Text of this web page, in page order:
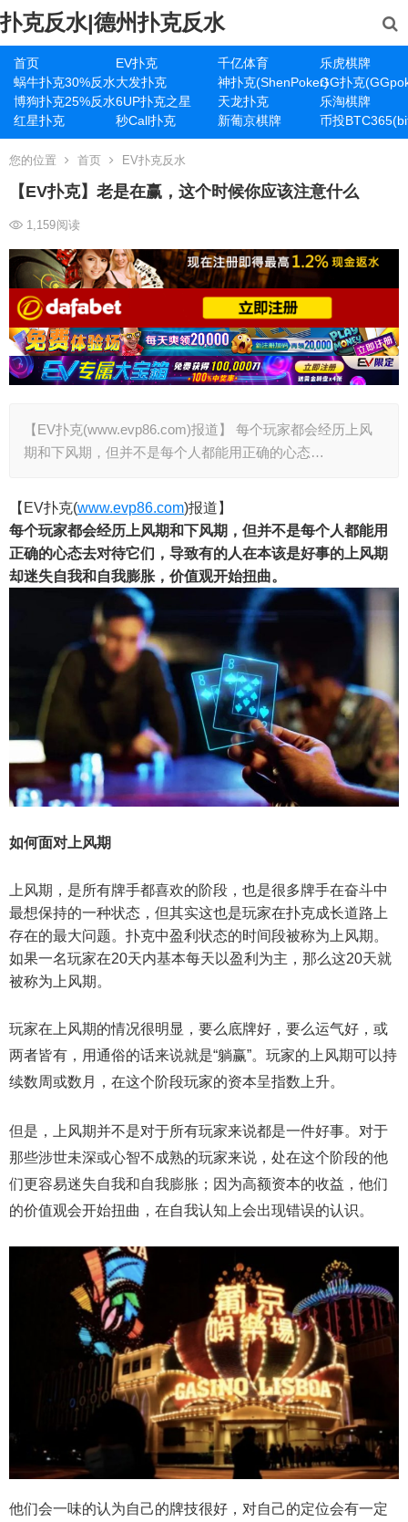
扑克反水|德州扑克反水
首页 EV扑克 千亿体育
乐虎棋牌
蜗牛扑克30%反水大发扑克 神扑克(ShenPoker)GG扑克
博狗扑克25%反水6UP扑克之星 天龙扑克
乐淘棋牌
红星扑克
秒Call扑克 新葡京棋牌 币投
您的位置 首页 EV扑克反水
【EV扑克】老是在赢，这个时候你应该注意什么
1,159阅读
【EV扑克(www.evp86.com)报道】 每个玩家都会经历上风
期和下风期，但并不是每个人都能用正确的心态…
【EV扑克(www.evp86.com)报道】
每个玩家都会经历上风期和下风期，但并不是每个人都能用
正确的心态去对待它们，导致有的人在本该是好事的上风期
却迷失自我和自我膨胀，价值观开始扭曲。
如何面对上风期
上风期，是所有牌手都喜欢的阶段，也是很多牌手在奋斗中
最想保持的一种状态，但其实这也是玩家在扑克成长道路上
存在的最大问题。扑克中盈利状态的时间段被称为上风期。
如果一名玩家在20天内基本每天以盈利为主，那么这20天就
被称为上风期。
玩家在上风期的情况很明显，要么底牌好，要么运气好，或
两者皆有，用通俗的话来说就是“躺赢”。玩家的上风期可以持
续数周或数月，在这个阶段玩家的资本呈指数上升。
但是，上风期并不是对于所有玩家来说都是一件好事。对于
那些涉世未深或心智不成熟的玩家来说，处在这个阶段的他
们更容易迷失自我和自我膨胀；因为高额资本的收益，他们
的价值观会开始扭曲，在自我认知上会出现错误的认识。
他们会一味的认为自己的牌技很好，对自己的定位会有一定